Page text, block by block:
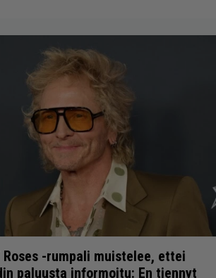
Roses -rumpali muistelee, ettei
paluusta informoitu: En tiennyt